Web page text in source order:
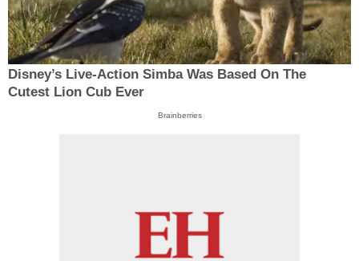
Disney’s Live-Action Simba Was Based On The
Cutest Lion Cub Ever
Brainberries